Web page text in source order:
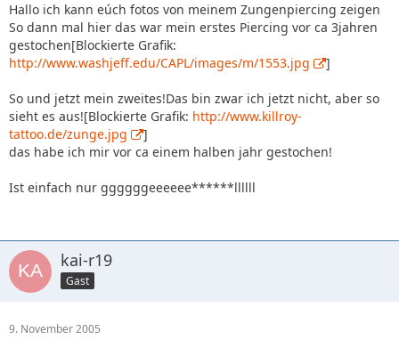
Hallo ich kann eúch fotos von meinem Zungenpiercing zeigen
So dann mal hier das war mein erstes Piercing vor ca 3jahren
gestochen[Blockierte Grafik:
http://www.washjeff.edu/CAPL/images/m/1553.jpg
]
So und jetzt mein zweites!Das bin zwar ich jetzt nicht, aber so
sieht es aus![Blockierte Grafik: http://www.killroy-
tattoo.de/zunge.jpg
]
das habe ich mir vor ca einem halben jahr gestochen!
Ist einfach nur ggggggeeeeee******llllll
kai-r19
Gast
9. November 2005